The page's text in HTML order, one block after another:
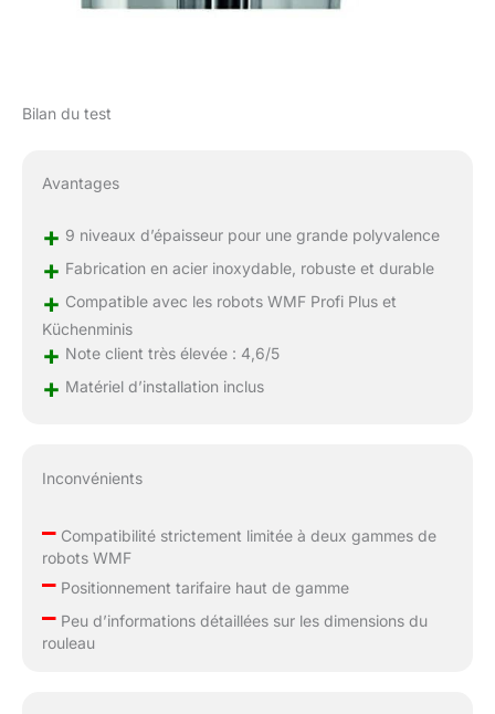
Bilan du test
Avantages
+ 9 niveaux d’épaisseur pour une grande polyvalence
+ Fabrication en acier inoxydable, robuste et durable
+ Compatible avec les robots WMF Profi Plus et
Küchenminis
+ Note client très élevée : 4,6/5
+ Matériel d’installation inclus
Inconvénients
–Compatibilité strictement limitée à deux gammes de
robots WMF
–Positionnement tarifaire haut de gamme
–Peu d’informations détaillées sur les dimensions du
rouleau